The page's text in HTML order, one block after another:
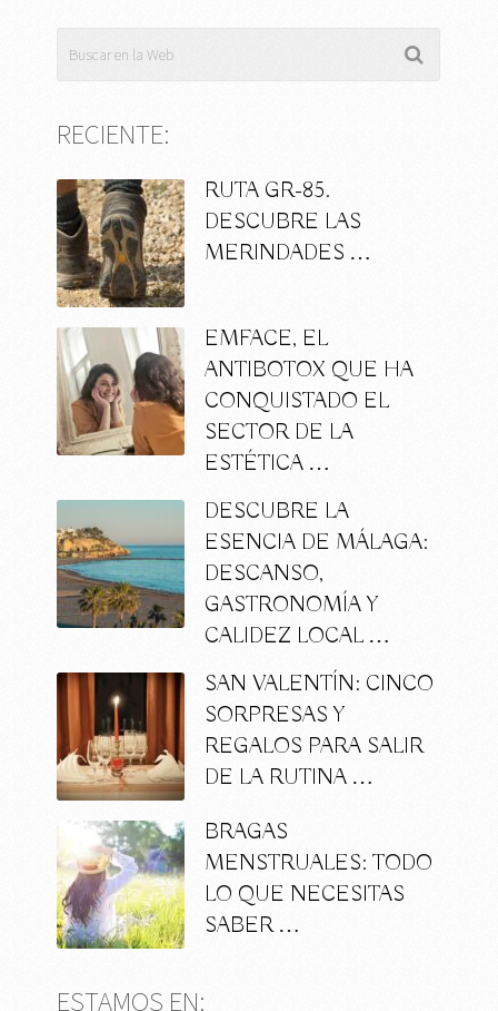
RECIENTE:
RUTA GR-85.
DESCUBRE LAS
MERINDADES …
EMFACE, EL
ANTIBOTOX QUE HA
CONQUISTADO EL
SECTOR DE LA
ESTÉTICA …
DESCUBRE LA
ESENCIA DE MÁLAGA:
DESCANSO,
GASTRONOMÍA Y
CALIDEZ LOCAL …
SAN VALENTÍN: CINCO
SORPRESAS Y
REGALOS PARA SALIR
DE LA RUTINA …
BRAGAS
MENSTRUALES: TODO
LO QUE NECESITAS
SABER …
ESTAMOS EN: